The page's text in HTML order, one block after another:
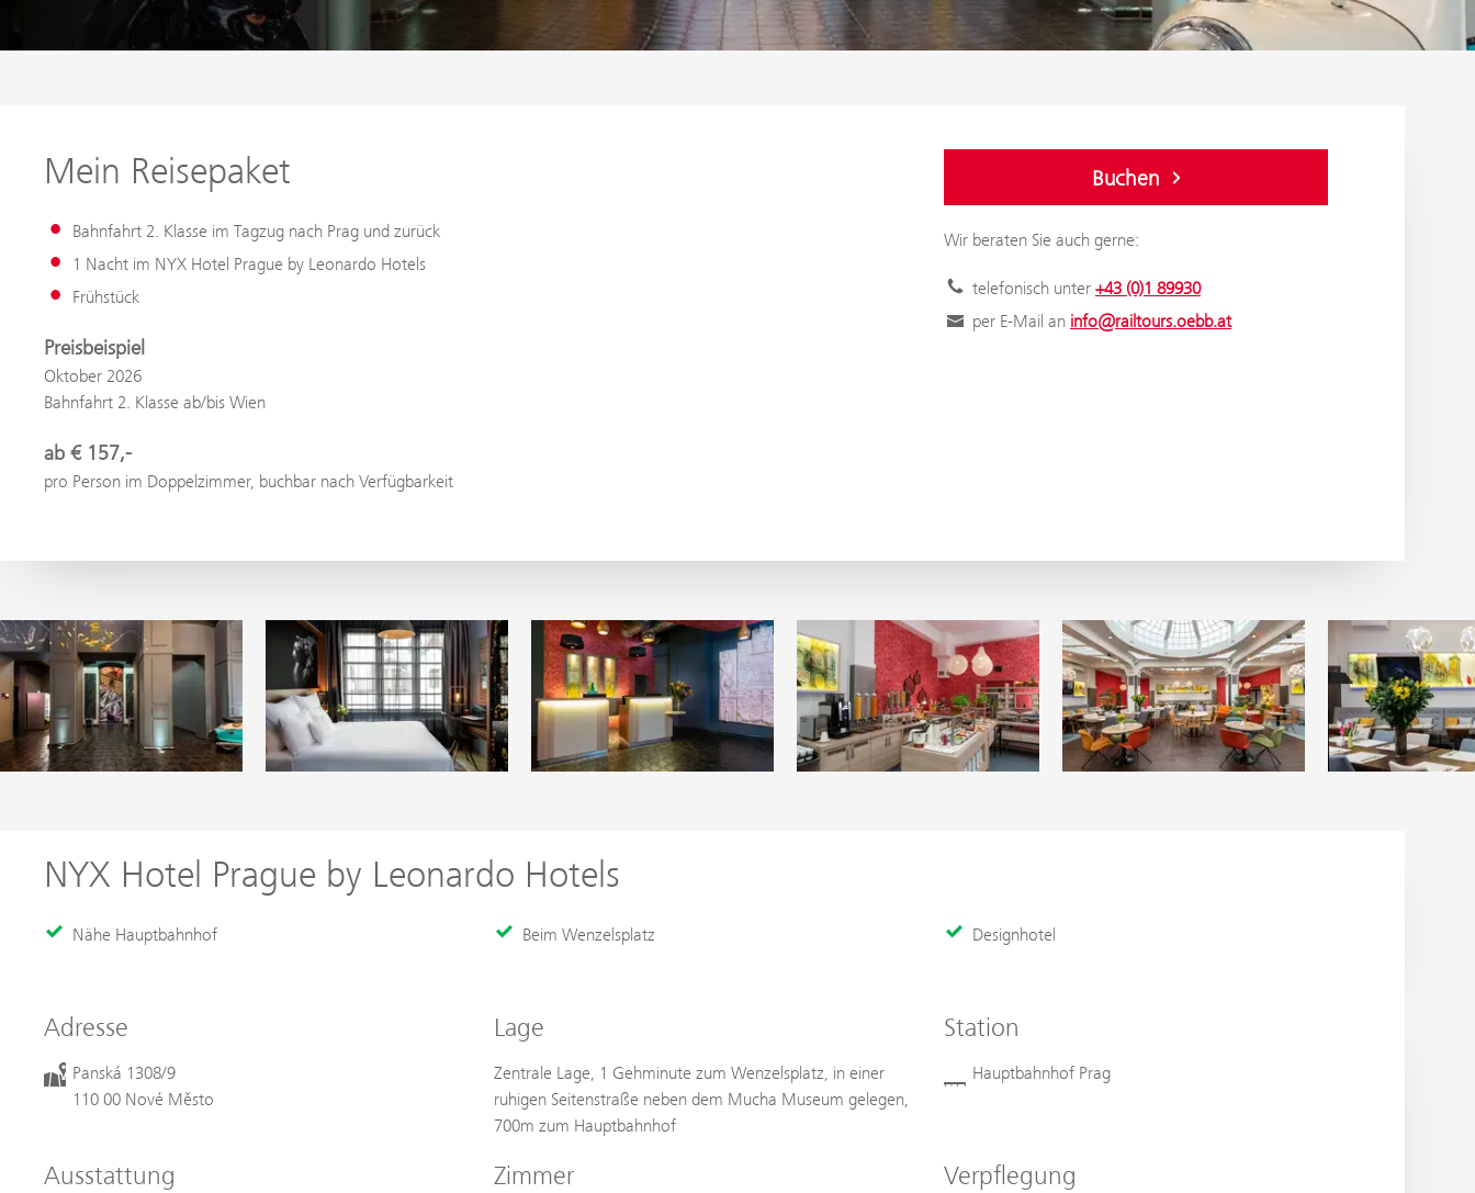
Mein Reisepaket
Bahnfahrt 2. Klasse im Tagzug nach Prag und zurück
1 Nacht im NYX Hotel Prague by Leonardo Hotels
Frühstück
Preisbeispiel
Oktober 2026
Bahnfahrt 2. Klasse ab/bis Wien
ab € 157,-
pro Person im Doppelzimmer, buchbar nach Verfügbarkeit
Buchen
Wir beraten Sie auch gerne:
telefonisch unter +43 (0)1 89930
per E-Mail an info@railtours.oebb.at
NYX Hotel Prague by Leonardo Hotels
Nähe Hauptbahnhof Beim Wenzelsplatz Designhotel
Adresse
Panská 1308/9
110 00 Nové Město
Lage
Zentrale Lage, 1 Gehminute zum Wenzelsplatz, in einer
ruhigen Seitenstraße neben dem Mucha Museum gelegen,
700m zum Hauptbahnhof
Station
Hauptbahnhof Prag
Ausstattung Zimmer Verpflegung